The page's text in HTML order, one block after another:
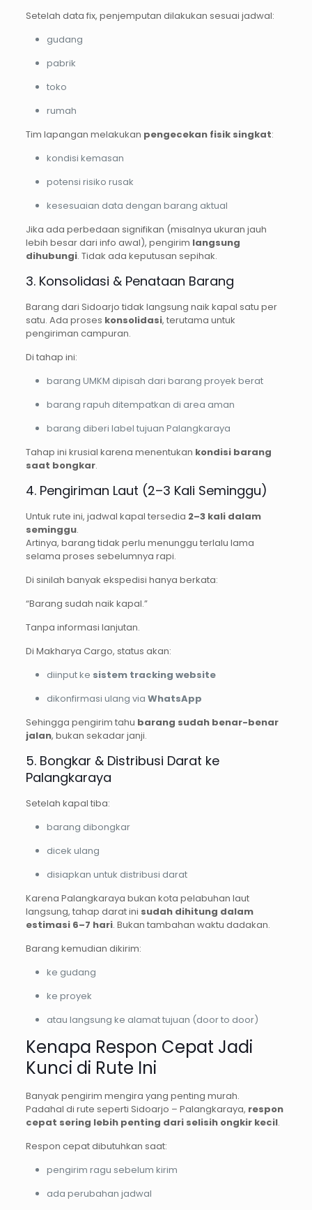
Setelah data fix, penjemputan dilakukan sesuai jadwal:
gudang
pabrik
toko
rumah
Tim lapangan melakukan pengecekan fisik singkat:
kondisi kemasan
potensi risiko rusak
kesesuaian data dengan barang aktual
Jika ada perbedaan signifikan (misalnya ukuran jauh
lebih besar dari info awal), pengirim langsung
dihubungi. Tidak ada keputusan sepihak.
3. Konsolidasi & Penataan Barang
Barang dari Sidoarjo tidak langsung naik kapal satu per
satu. Ada proses konsolidasi, terutama untuk
pengiriman campuran.
Di tahap ini:
barang UMKM dipisah dari barang proyek berat
barang rapuh ditempatkan di area aman
barang diberi label tujuan Palangkaraya
Tahap ini krusial karena menentukan kondisi barang
saat bongkar.
4. Pengiriman Laut (2–3 Kali Seminggu)
Untuk rute ini, jadwal kapal tersedia 2–3 kali dalam
seminggu.
Artinya, barang tidak perlu menunggu terlalu lama
selama proses sebelumnya rapi.
Di sinilah banyak ekspedisi hanya berkata:
“Barang sudah naik kapal.”
Tanpa informasi lanjutan.
Di Makharya Cargo, status akan:
diinput ke sistem tracking website
dikonfirmasi ulang via WhatsApp
Sehingga pengirim tahu barang sudah benar-benar
jalan, bukan sekadar janji.
5. Bongkar & Distribusi Darat ke
Palangkaraya
Setelah kapal tiba:
barang dibongkar
dicek ulang
disiapkan untuk distribusi darat
Karena Palangkaraya bukan kota pelabuhan laut
langsung, tahap darat ini sudah dihitung dalam
estimasi 6–7 hari. Bukan tambahan waktu dadakan.
Barang kemudian dikirim:
ke gudang
ke proyek
atau langsung ke alamat tujuan (door to door)
Kenapa Respon Cepat Jadi
Kunci di Rute Ini
Banyak pengirim mengira yang penting murah.
Padahal di rute seperti Sidoarjo – Palangkaraya, respon
cepat sering lebih penting dari selisih ongkir kecil.
Respon cepat dibutuhkan saat:
pengirim ragu sebelum kirim
ada perubahan jadwal